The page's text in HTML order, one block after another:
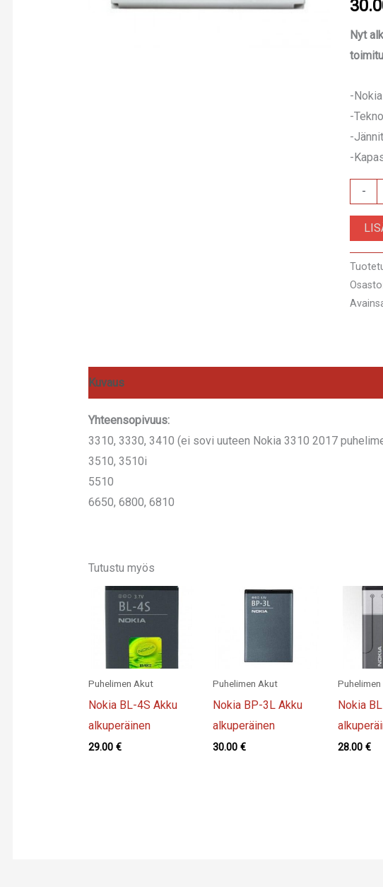
Nyt
-
-
-
-
-
Nokia
BLC-
Akku
määrä
Kuvaus
Yhteensopivuus:
3310, 3330, 3410 (ei sovi uuteen Nokia 3310 2017
3510, 3510i
5510
6650, 6800, 6810
Tutustu myös
Puhelimen Akut
Nokia BL-4S Akku
alkuperäinen
29.00 €
Puhelimen Akut
Nokia BP-3L Akku
alkuperäinen
30.00€
Nokia
28.00 €